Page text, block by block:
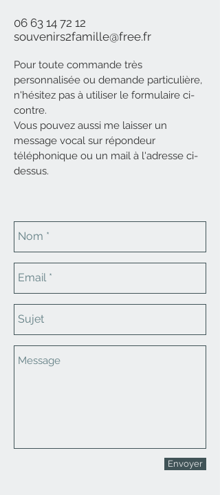
06 63 14 72 12
souvenirs2famille@free.fr
Pour toute commande très
personnalisée ou demande particulière,
n'hésitez pas à utiliser le formulaire ci-
contre.
Vous pouvez aussi me laisser un
message vocal sur répondeur
téléphonique ou un mail à l'adresse ci-
dessus.
Envoyer